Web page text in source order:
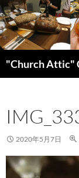
"Church Attic"
索
ン
ツ
へ
キ
ッ
2020年5月7日